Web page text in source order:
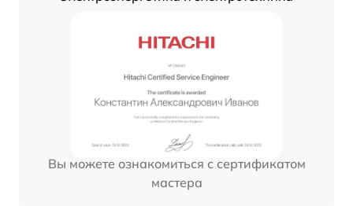
Вы можете ознакомиться с сертификатом
мастера